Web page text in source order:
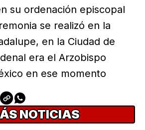
su ordenación episcopal
se realizó en la
en la Ciudad de
era el Arzobispo
en ese momento
NOTICIAS